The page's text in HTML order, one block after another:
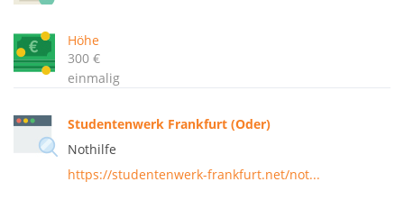
Höhe
300 €
einmalig
Studentenwerk Frankfurt (Oder)
Nothilfe
https://studentenwerk-frankfurt.net/not...